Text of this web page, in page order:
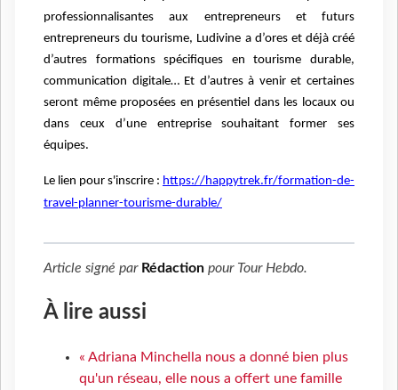
professionnalisantes aux entrepreneurs et futurs
entrepreneurs du tourisme, Ludivine a d’ores et déjà créé
d’autres formations spécifiques en tourisme durable,
communication digitale… Et d’autres à venir et certaines
seront même proposées en présentiel dans les locaux ou
dans ceux d’une entreprise souhaitant former ses
équipes.
Le lien pour s'inscrire : https://happytrek.fr/formation-de-
travel-planner-tourisme-durable/
Article signé par Rédaction pour Tour Hebdo.
À lire aussi
« Adriana Minchella nous a donné bien plus
qu'un réseau, elle nous a offert une famille